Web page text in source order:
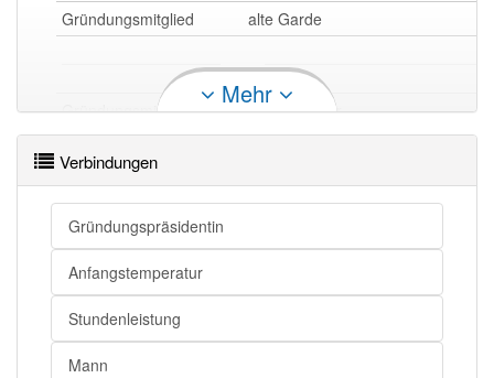
Gründungsmitglied
alte Garde
Gründungsmitglied
Mitbegründer
Gründungsmitglied openthesaurus
Mehr
Verbindungen
Gründungspräsidentin
Anfangstemperatur
Stundenleistung
Mann